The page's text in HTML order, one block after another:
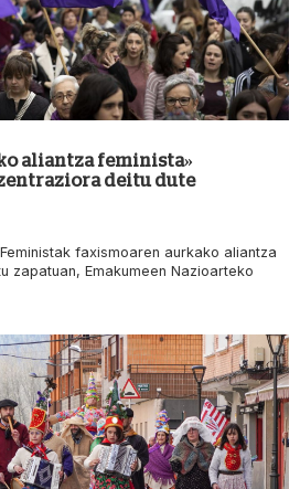
aliantza feminista»
deitu dute
faxismoaren aurkako aliantza
zapatuan, Emakumeen Nazioarteko